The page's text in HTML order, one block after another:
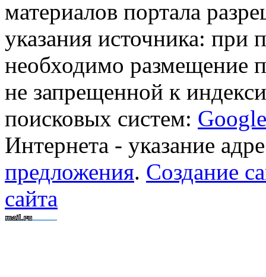
материалов портала
указания источника: при
необходимо размещение
не запрещенной к
поисковых систем: Google
Интернета - указание
предложения. Создание
сайта